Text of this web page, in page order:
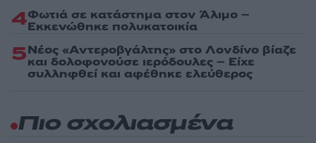
4Φωτιά σε κατάστημα στον Άλιμο –
Εκκενώθηκε πολυκατοικία
5Νέος «Αντεροβγάλτης» στο Λονδίνο βίαζε
και δολοφονούσε ιερόδουλες – Είχε
συλληφθεί και αφέθηκε ελεύθερος
Πιο σχολιασμένα